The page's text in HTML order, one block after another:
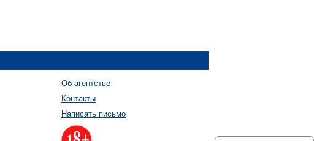
Об агентстве
Контакты
Написать письмо